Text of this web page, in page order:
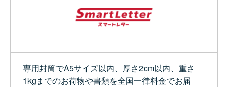
専用封筒でA5サイズ以内、厚さ2cm以内、重さ
1kgまでのお荷物や書類を全国一律料金でお届